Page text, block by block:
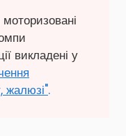
викладені у
жалюзі".